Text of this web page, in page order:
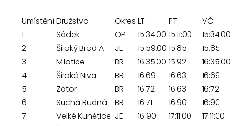
UmístěníDružstvo Okres LT PT VČ
1
Sádek OP 15:34:00 15:11:00 15:34:00
2
Široký Brod A JE 15:59:00 15:85 15:85
3
Milotice BR 16:35:00 15:92 16:35:00
4
Široká Niva BR 16:69 16:63 16:69
5
Zátor BR 16:72 16:63 16:72
6
Suchá Rudná BR 16:71 16:90 16:90
7
Velké Kunětice JE 16 90 17:11:00 17:11:00